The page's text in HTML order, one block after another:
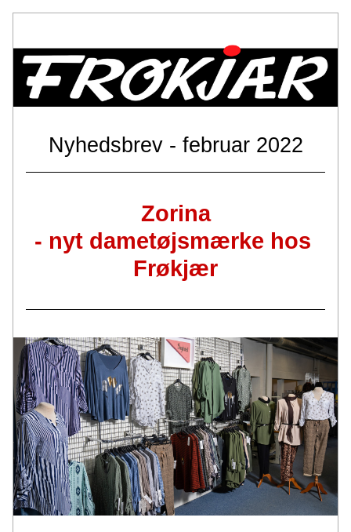
Nyhedsbrev - februar 2022
Zorina
- nyt dametøjsmærke hos
Frøkjær